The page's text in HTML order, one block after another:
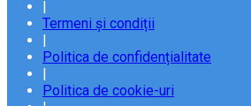
Termeni și condiții
Politica de confidențialitate
Politica de cookie-uri